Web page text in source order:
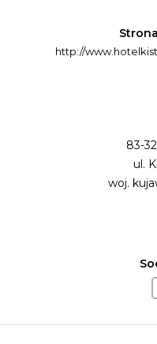
http://
83-
ul.
woj.